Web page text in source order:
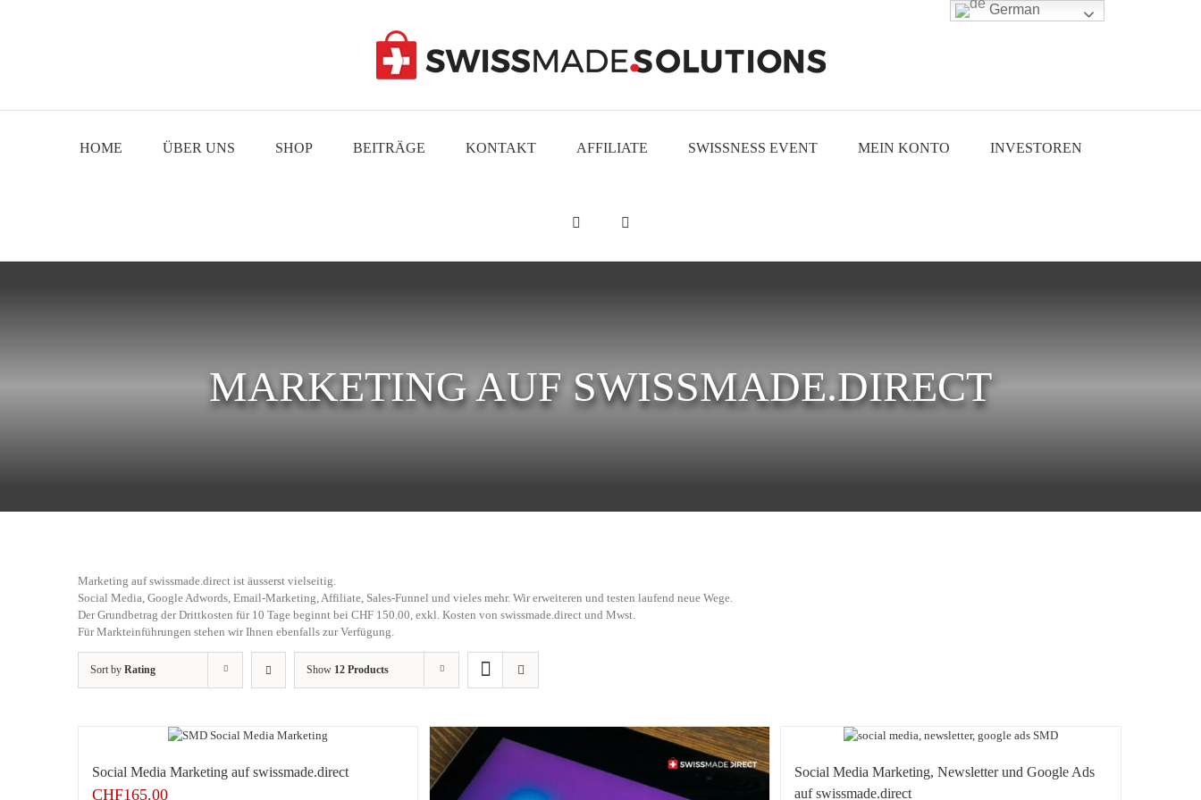
HOME ÜBER UNS SHOP BEITRÄGE KONTAKT AFFILIATE SWISSNESS EVENT MEIN KONTO INVESTOREN
MARKETING AUF SWISSMADE.DIRECT
Marketing auf swissmade.direct ist äusserst vielseitig.
Social Media, Google Adwords, Email-Marketing, Affiliate, Sales-Funnel und vieles mehr. Wir erweiteren und testen laufend neue Wege.
Der Grundbetrag der Drittkosten für 10 Tage beginnt bei CHF 150.00, exkl. Kosten von swissmade.direct und Mwst.
Für Markteinführungen stehen wir Ihnen ebenfalls zur Verfügung.
Sort by Rating Show 12 Products
Social Media Marketing auf swissmade.direct
CHF165.00
Social Media Marketing, Newsletter und Google Ads
auf swissmade.direct
German